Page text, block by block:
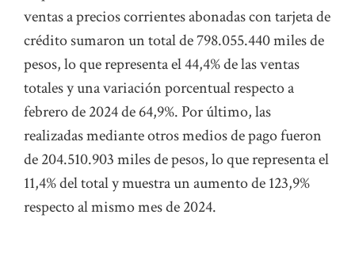
ventas a precios corrientes abonadas con tarjeta de
crédito sumaron un total de 798.055.440 miles de
pesos, lo que representa el 44,4% de las ventas
totales y una variación porcentual respecto a
febrero de 2024 de 64,9%. Por último, las
realizadas mediante otros medios de pago fueron
de 204.510.903 miles de pesos, lo que representa el
11,4% del total y muestra un aumento de 123,9%
respecto al mismo mes de 2024.